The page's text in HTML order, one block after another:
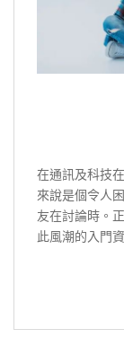
在通訊及科技
來說是個令人
友在討論時。
此風潮的入門